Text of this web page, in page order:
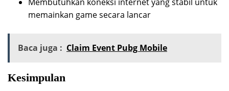
memainkan game secara lancar
Baca juga : Claim Event Pubg Mobile
Kesimpulan